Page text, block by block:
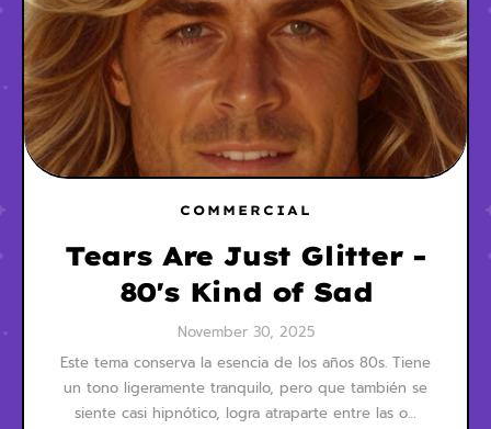
COMMERCIAL
Tears Are Just Glitter -
80's Kind of Sad
November 30, 2025
Este tema conserva la esencia de los años 80s. Tiene
un tono ligeramente tranquilo, pero que también se
siente casi hipnótico, logra atraparte entre las o…